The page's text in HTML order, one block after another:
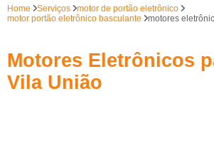
Home Serviços
motor de portão eletrônico
motor portão eletrônico basculante
motores
Motores Eletrônicos
Vila União